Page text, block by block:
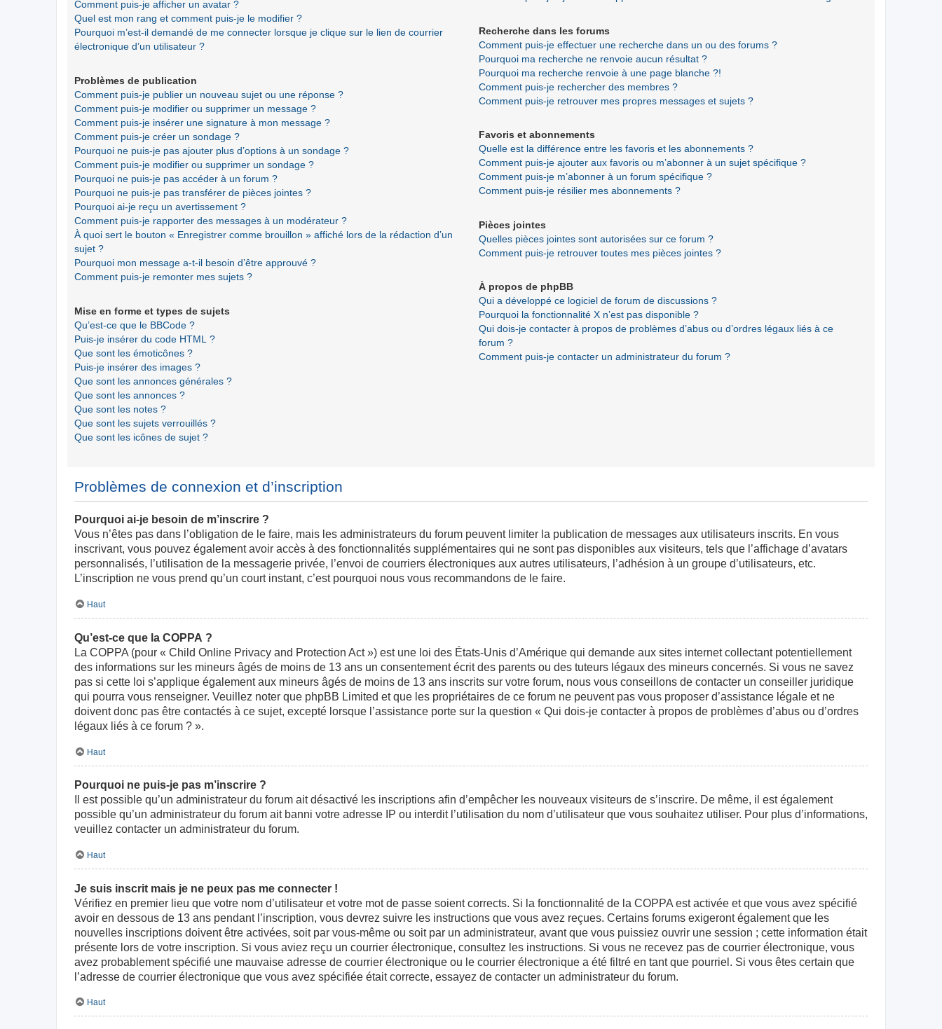
Comment puis-je afficher un avatar ?
Quel est mon rang et comment puis-je le modifier ?
Pourquoi m’est-il demandé de me connecter lorsque je clique sur le lien de courrier
électronique d’un utilisateur ?
Problèmes de publication
Comment puis-je publier un nouveau sujet ou une réponse ?
Comment puis-je modifier ou supprimer un message ?
Comment puis-je insérer une signature à mon message ?
Comment puis-je créer un sondage ?
Pourquoi ne puis-je pas ajouter plus d’options à un sondage ?
Comment puis-je modifier ou supprimer un sondage ?
Pourquoi ne puis-je pas accéder à un forum ?
Pourquoi ne puis-je pas transférer de pièces jointes ?
Pourquoi ai-je reçu un avertissement ?
Comment puis-je rapporter des messages à un modérateur ?
À quoi sert le bouton « Enregistrer comme brouillon » affiché lors de la rédaction d’un
sujet ?
Pourquoi mon message a-t-il besoin d’être approuvé ?
Comment puis-je remonter mes sujets ?
Mise en forme et types de sujets
Qu’est-ce que le BBCode ?
Puis-je insérer du code HTML ?
Que sont les émoticônes ?
Puis-je insérer des images ?
Que sont les annonces générales ?
Que sont les annonces ?
Que sont les notes ?
Que sont les sujets verrouillés ?
Que sont les icônes de sujet ?
Recherche dans les forums
Comment puis-je effectuer une recherche dans un ou des forums ?
Pourquoi ma recherche ne renvoie aucun résultat ?
Pourquoi ma recherche renvoie à une page blanche ?!
Comment puis-je rechercher des membres ?
Comment puis-je retrouver mes propres messages et sujets ?
Favoris et abonnements
Quelle est la différence entre les favoris et les abonnements ?
Comment puis-je ajouter aux favoris ou m’abonner à un sujet spécifique ?
Comment puis-je m’abonner à un forum spécifique ?
Comment puis-je résilier mes abonnements ?
Pièces jointes
Quelles pièces jointes sont autorisées sur ce forum ?
Comment puis-je retrouver toutes mes pièces jointes ?
À propos de phpBB
Qui a développé ce logiciel de forum de discussions ?
Pourquoi la fonctionnalité X n’est pas disponible ?
Qui dois-je contacter à propos de problèmes d’abus ou d’ordres légaux liés à ce
forum ?
Comment puis-je contacter un administrateur du forum ?
Problèmes de connexion et d’inscription
Pourquoi ai-je besoin de m’inscrire ?
Vous n’êtes pas dans l’obligation de le faire, mais les administrateurs du forum peuvent limiter la publication de messages aux utilisateurs inscrits. En vous
inscrivant, vous pouvez également avoir accès à des fonctionnalités supplémentaires qui ne sont pas disponibles aux visiteurs, tels que l’affichage d’avatars
personnalisés, l’utilisation de la messagerie privée, l’envoi de courriers électroniques aux autres utilisateurs, l’adhésion à un groupe d’utilisateurs, etc.
L’inscription ne vous prend qu’un court instant, c’est pourquoi nous vous recommandons de le faire.
Haut
Qu’est-ce que la COPPA ?
La COPPA (pour « Child Online Privacy and Protection Act ») est une loi des États-Unis d’Amérique qui demande aux sites internet collectant potentiellement
des informations sur les mineurs âgés de moins de 13 ans un consentement écrit des parents ou des tuteurs légaux des mineurs concernés. Si vous ne savez
pas si cette loi s’applique également aux mineurs âgés de moins de 13 ans inscrits sur votre forum, nous vous conseillons de contacter un conseiller juridique
qui pourra vous renseigner. Veuillez noter que phpBB Limited et que les propriétaires de ce forum ne peuvent pas vous proposer d’assistance légale et ne
doivent donc pas être contactés à ce sujet, excepté lorsque l’assistance porte sur la question « Qui dois-je contacter à propos de problèmes d’abus ou d’ordres
légaux liés à ce forum ? ».
Haut
Pourquoi ne puis-je pas m’inscrire ?
Il est possible qu’un administrateur du forum ait désactivé les inscriptions afin d’empêcher les nouveaux visiteurs de s’inscrire. De même, il est également
possible qu’un administrateur du forum ait banni votre adresse IP ou interdit l’utilisation du nom d’utilisateur que vous souhaitez utiliser. Pour plus d’informations,
veuillez contacter un administrateur du forum.
Haut
Je suis inscrit mais je ne peux pas me connecter !
Vérifiez en premier lieu que votre nom d’utilisateur et votre mot de passe soient corrects. Si la fonctionnalité de la COPPA est activée et que vous avez spécifié
avoir en dessous de 13 ans pendant l’inscription, vous devrez suivre les instructions que vous avez reçues. Certains forums exigeront également que les
nouvelles inscriptions doivent être activées, soit par vous-même ou soit par un administrateur, avant que vous puissiez ouvrir une session ; cette information était
présente lors de votre inscription. Si vous aviez reçu un courrier électronique, consultez les instructions. Si vous ne recevez pas de courrier électronique, vous
avez probablement spécifié une mauvaise adresse de courrier électronique ou le courrier électronique a été filtré en tant que pourriel. Si vous êtes certain que
l’adresse de courrier électronique que vous avez spécifiée était correcte, essayez de contacter un administrateur du forum.
Haut